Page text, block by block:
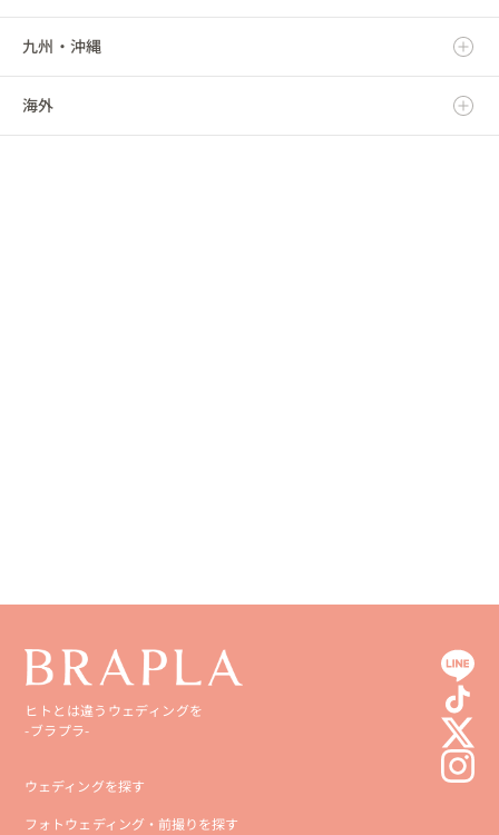
福島県
千葉県
東京都
三重県
石川県
福井県
京都府
大阪府
鳥取県
島根県
九州・沖縄
福岡県
海外
ヒトとは違うウェディングを
-ブラプラ-
ウェディングを探す
フォトウェディング・前撮りを探す